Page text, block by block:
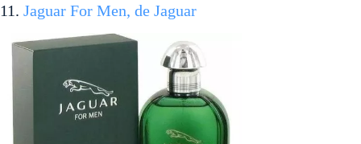
11. Jaguar For Men, de Jaguar